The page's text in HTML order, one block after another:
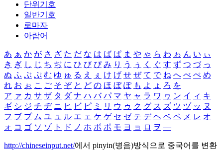
단위기호
일반기호
로마자
아랍어
あ ぁ か が さ ざ た だ な は ば ぱ ま や ゃ ら わ ゎ ん い ぃ
き ぎ し じ ち ぢ に ひ び ぴ み り う ぅ く ぐ す ず つ づ っ
ぬ ふ ぶ ぷ む ゆ ゅ る え ぇ け げ せ ぜ て で ね へ べ ぺ め
れ お ぉ こ ご そ ぞ と ど の ほ ぼ ぽ も よ ょ ろ を
ア ァ カ サ ザ タ ダ ナ ハ バ パ マ ヤ ャ ラ ワ ヮ ン イ ィ キ
ギ シ ジ チ ヂ ニ ヒ ビ ピ ミ リ ウ ゥ ク グ ス ズ ツ ヅ ッ ヌ
フ ブ プ ム ユ ュ ル エ ェ ケ ゲ セ ゼ テ デ ヘ ベ ペ メ レ オ
ォ コ ゴ ソ ゾ ト ド ノ ホ ボ ポ モ ヨ ョ ロ ヲ ―
http://chineseinput.net/에서 pinyin(병음)방식으로 중국어를 변환